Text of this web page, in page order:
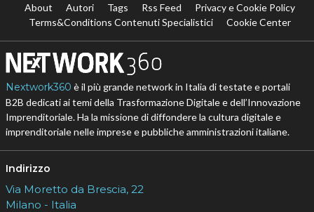
About Autori Tags Rss Feed
Privacy e Cookie Policy
Terms&Conditions Contenuti Specialistici
Cookie Center
Nextwork360 è il più grande network in Italia di testate e portali
B2B dedicati ai temi della Trasformazione Digitale e dell’Innovazione
Imprenditoriale. Ha la missione di diffondere la cultura digitale e
imprenditoriale nelle imprese e pubbliche amministrazioni italiane.
Indirizzo
Via Moretto da Brescia, 22
Milano - Italia